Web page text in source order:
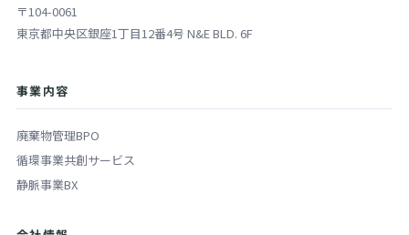
〒104-0061
東京都中央区銀座1丁目12番4号 N&E BLD. 6F
事業内容
廃棄物管理BPO
循環事業共創サービス
静脈事業BX